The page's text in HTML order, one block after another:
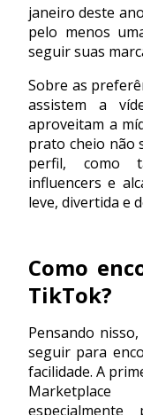
janeiro deste
pelo menos
seguir suas
Sobre as
assistem a
aproveitam a
prato cheio não
perfil, como
influencers e
leve, divertida e
Como
TikTok?
Pensando
seguir para
facilidade. A